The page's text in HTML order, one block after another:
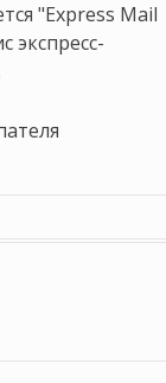
"Express Mail
экспресс-